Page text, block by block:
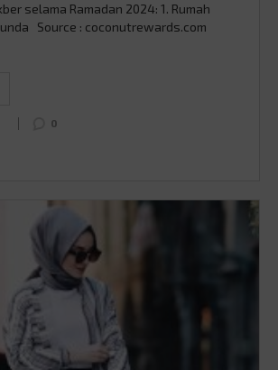
selama Ramadan 2024: 1. Rumah
Source : coconutrewards.com
0